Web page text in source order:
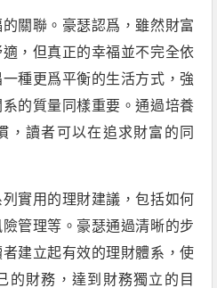
關聯。豪瑟認爲，雖然財富
，但真正的幸福並不完全依
種更爲平衡的生活方式，強
的質量同樣重要。通過培養
，讀者可以在追求財富的同
實用的理財建議，包括如何
管理等。豪瑟通過清晰的步
建立起有效的理財體系，使
的財務，達到財務獨立的目